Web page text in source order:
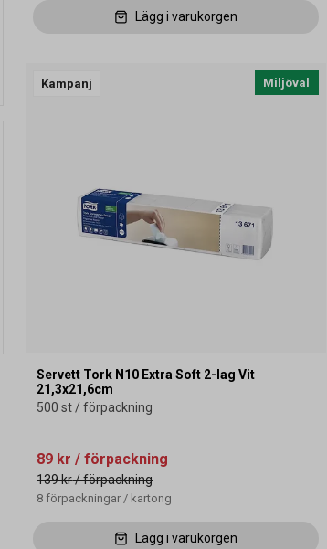
Lägg i varukorgen
Kampanj Miljöval
Servett Tork N10 Extra Soft 2-lag Vit
21,3x21,6cm
500 st / förpackning
89 kr / förpackning
139 kr/ förpackning
8 förpackningar / kartong
Lägg i varukorgen